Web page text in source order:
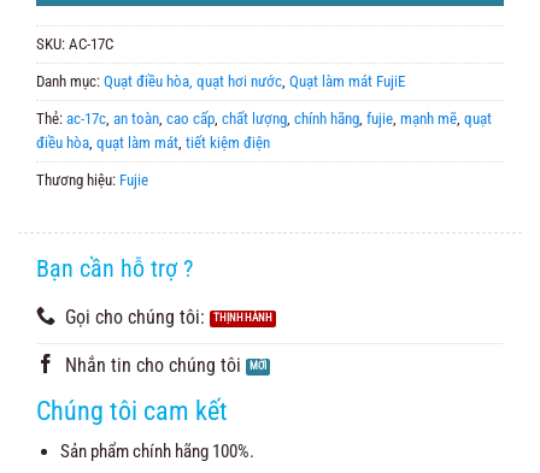
SKU: AC-17C
Danh mục: Quạt điều hòa, quạt hơi nước Quạt làm mát FujiE
Thẻ: ac-17c an toàn cao cấp chất lượng chính hãng fujie mạnh mẽ quạt
điều hòa quạt làm mát tiết kiệm điện
Thương hiệu: Fujie
Bạn cần hỗ trợ ?
Gọi cho chúng tôi:
Nhắn tin cho chúng tôi
Chúng tôi cam kết
Sản phẩm chính hãng 100%.